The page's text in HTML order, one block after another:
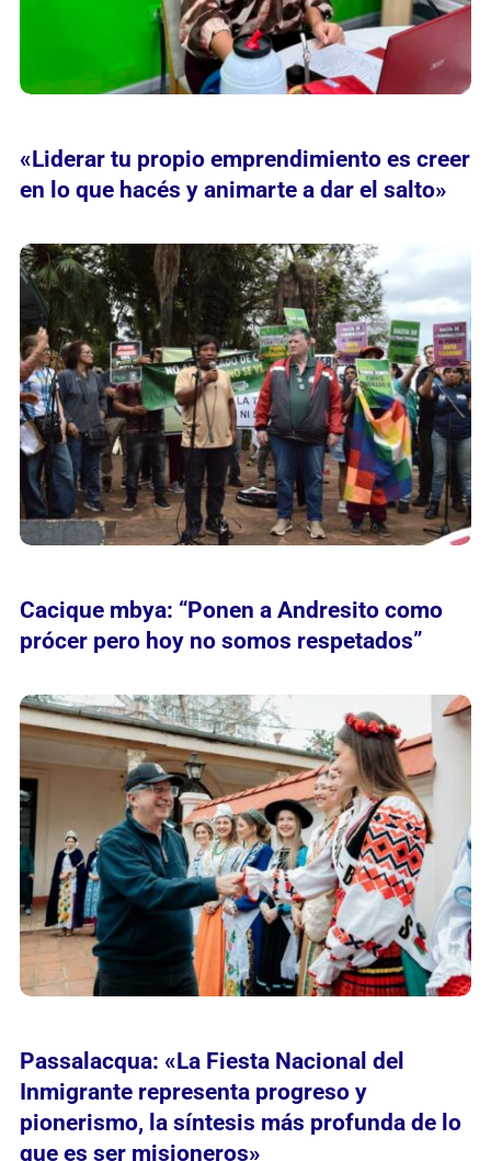
«Liderar tu propio emprendimiento es creer
en lo que hacés y animarte a dar el salto»
Cacique mbya: “Ponen a Andresito como
prócer pero hoy no somos respetados”
Passalacqua: «La Fiesta Nacional del
Inmigrante representa progreso y
pionerismo, la síntesis más profunda de lo
que es ser misioneros»